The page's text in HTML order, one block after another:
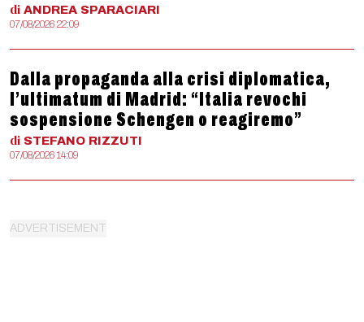
di ANDREA SPARACIARI
07/08/2026 22:09
Dalla propaganda alla crisi diplomatica,
l’ultimatum di Madrid: “Italia revochi
sospensione Schengen o reagiremo”
di STEFANO RIZZUTI
07/08/2026 14:09